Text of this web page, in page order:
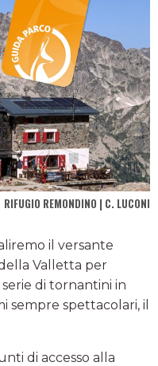
RIFUGIO REMONDINO | C. LUCONI
il versante
Valletta per
di tornantini in
sempre spettacolari, il
di accesso alla